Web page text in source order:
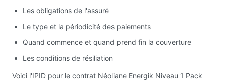
Les obligations de l'assuré
Le type et la périodicité des paiements
Quand commence et quand prend fin la couverture
Les conditions de résiliation
Voici l'IPID pour le contrat Néoliane Energik Niveau 1 Pack